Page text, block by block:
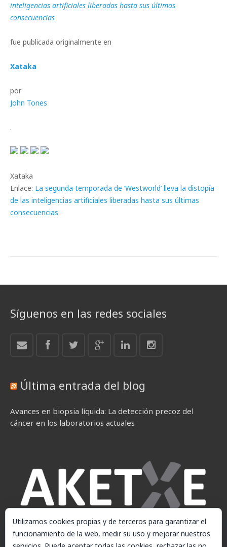
inteligencias artificiales liberadas hasta sus últimas
consecuencias
fue publicada originalmente en
Xataka
por
John Tones
.
Xataka
Enlace: La segunda temporada de ‘Westworld’ lleva la distopía
de las inteligencias artificiales liberadas hasta sus últimas
consecuencias
Síguenos en las redes sociales
Última entrada del blog
Avances en biopsia líquida: La detección precoz del
cáncer en los laboratorios actuales
Utilizamos cookies propias y de terceros para garantizar el
funcionamiento de la web, medir su uso y mejorar nuestros